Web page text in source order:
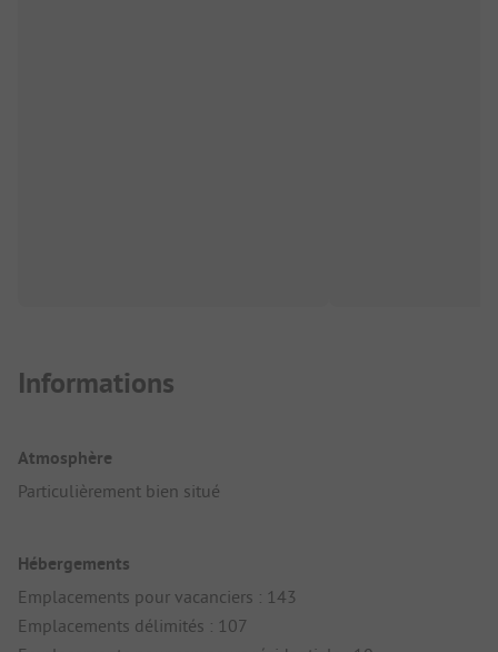
Informations
Atmosphère
Particulièrement bien situé
Hébergements
Emplacements pour vacanciers : 143
Emplacements délimités : 107